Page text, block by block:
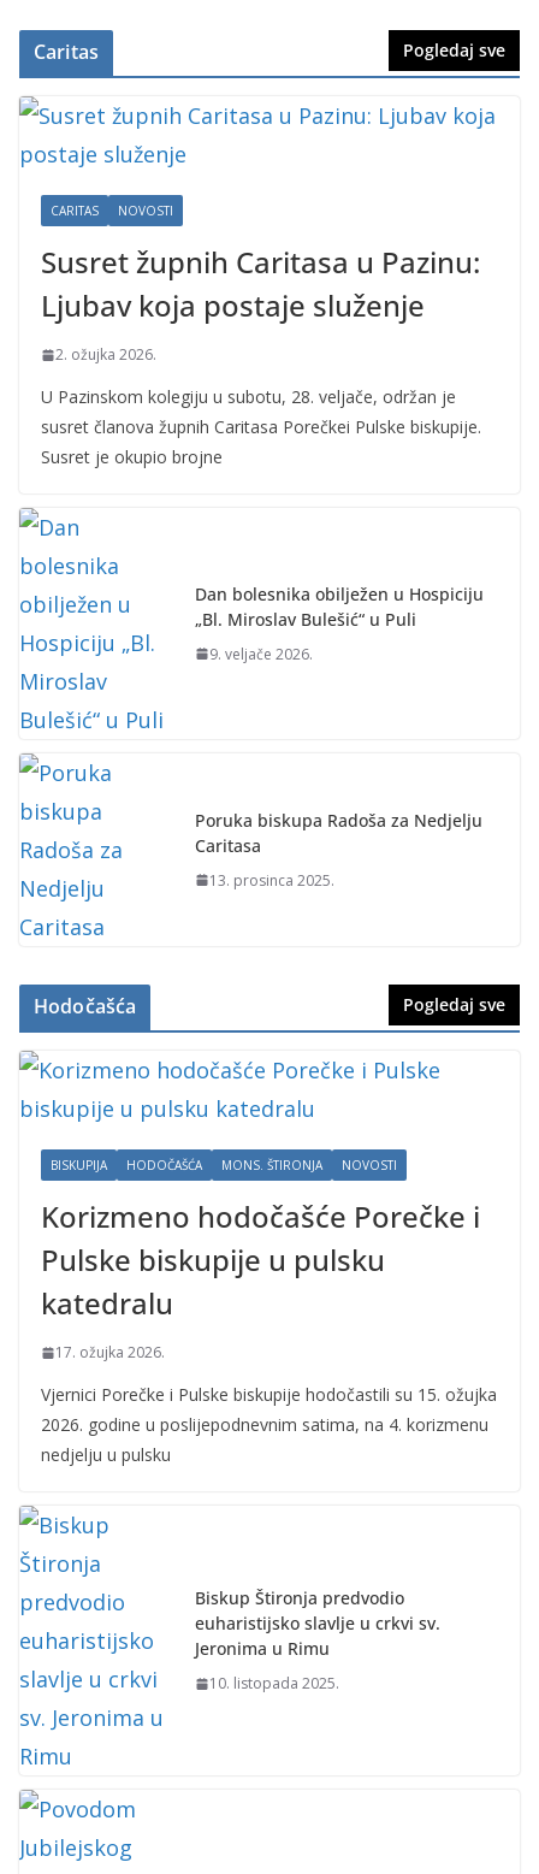
Caritas Pogledaj sve
CARITAS NOVOSTI
Susret župnih Caritasa u Pazinu:
Ljubav koja postaje služenje
2. ožujka 2026.
U Pazinskom kolegiju u subotu, 28. veljače, održan je
susret članova župnih Caritasa Porečkei Pulske biskupije.
Susret je okupio brojne
Dan bolesnika obilježen u Hospiciju
„Bl. Miroslav Bulešić“ u Puli
9. veljače 2026.
Poruka biskupa Radoša za Nedjelju
Caritasa
13. prosinca 2025.
Hodočašća Pogledaj sve
BISKUPIJA HODOČAŠĆA MONS. ŠTIRONJA NOVOSTI
Korizmeno hodočašće Porečke i
Pulske biskupije u pulsku
katedralu
17. ožujka 2026.
Vjernici Porečke i Pulske biskupije hodočastili su 15. ožujka
2026. godine u poslijepodnevnim satima, na 4. korizmenu
nedjelju u pulsku
Biskup Štironja predvodio
euharistijsko slavlje u crkvi sv.
Jeronima u Rimu
10. listopada 2025.